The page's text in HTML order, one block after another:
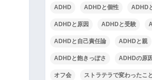
ADHD ADHDと個性 ADHD
ADHDと原因 ADHDと受験
ADHDと自己責任論 ADHDと親
ADHDと飽きっぽさ ADHDの原因
オフ会 ストラテラで変わったこと